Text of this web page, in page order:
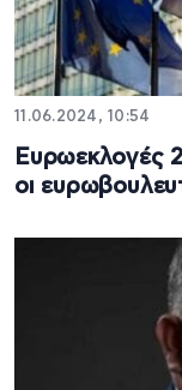
11.06.2024, 10:54
Ευρωεκλογές
οι